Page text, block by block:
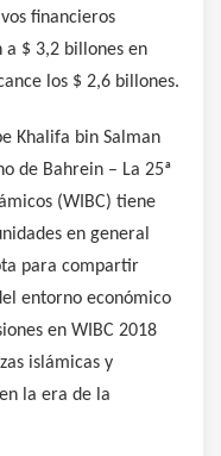
financieros
a $ 3,2 billones en
los $ 2,6 billones.
Khalifa bin Salman
de Bahrein – La 25ª
(WIBC) tiene
en general
para compartir
entorno económico
en WIBC 2018
islámicas y
la era de la